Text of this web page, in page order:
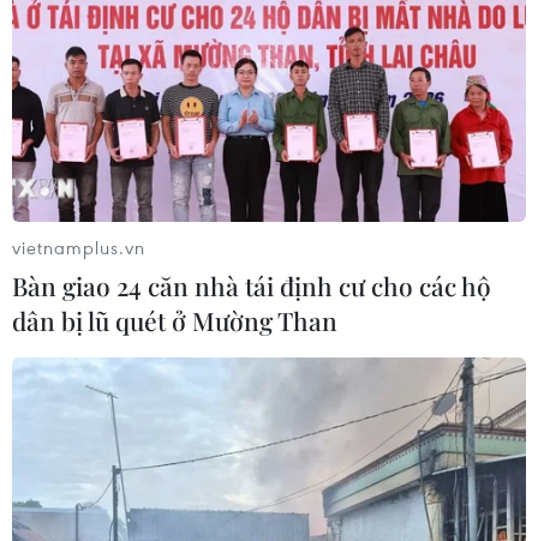
vietnamplus.vn
Bàn giao 24 căn nhà tái định cư cho các hộ
dân bị lũ quét ở Mường Than